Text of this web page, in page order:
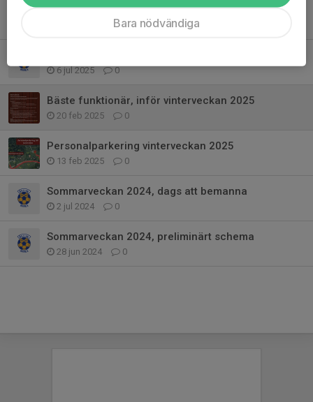
Vinterveckan 2026, preliminärt schema
0
6 jul 2025 0
Bäste funktionär, inför vinterveckan 2025
20 feb 2025 0
Personalparkering vinterveckan 2025
13 feb 2025 0
Sommarveckan 2024, dags att bemanna
2 jul 2024 0
Sommarveckan 2024, preliminärt schema
28 jun 2024 0
Bara nödvändiga